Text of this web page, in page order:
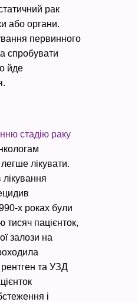
рак
або органи.
первинного
спробувати
йде
стадію раку
лікувати.
х роках були
тисяч пацієнток,
залози на
та УЗД
і